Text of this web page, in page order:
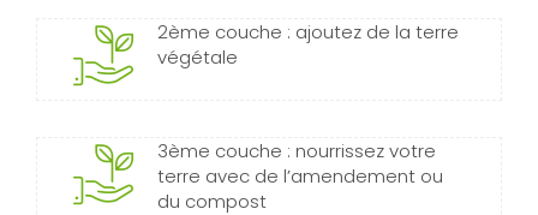
2ème couche : ajoutez de la terre
végétale
3ème couche : nourrissez votre
terre avec de l’amendement ou
du compost